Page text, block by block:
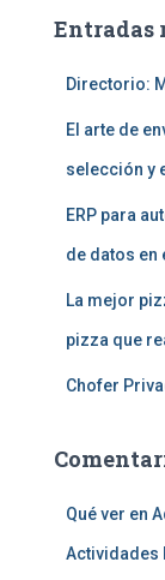
r
Entradas
Directorio:
El arte de
selección y
ERP para
de datos en
La mejor
pizza que
Chofer
Qué ver en
Actividades